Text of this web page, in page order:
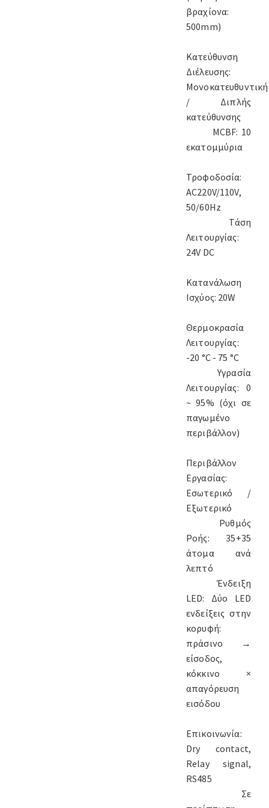
βραχίονα:
500mm)
Κατεύθυνση
Διέλευσης:
Μονοκατευθυντική
/ Διπλής
κατεύθυνσης
MCBF: 10
εκατομμύρια
Τροφοδοσία:
AC220V/110V,
50/60Hz
Τάση
Λειτουργίας:
24V DC
Κατανάλωση
Ισχύος: 20W
Θερμοκρασία
Λειτουργίας:
-20 °C - 75 °C
Υγρασία
Λειτουργίας: 0
~ 95% (όχι σε
παγωμένο
περιβάλλον)
Περιβάλλον
Εργασίας:
Εσωτερικό /
Εξωτερικό
Ρυθμός
Ροής: 35+35
άτομα ανά
λεπτό
Ένδειξη
LED: Δύο LED
ενδείξεις στην
κορυφή:
πράσινο →
είσοδος,
κόκκινο ×
απαγόρευση
εισόδου
Επικοινωνία:
Dry contact,
Relay signal,
RS485
Σε